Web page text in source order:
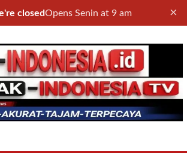
closedOpens Senin at 9 am ×